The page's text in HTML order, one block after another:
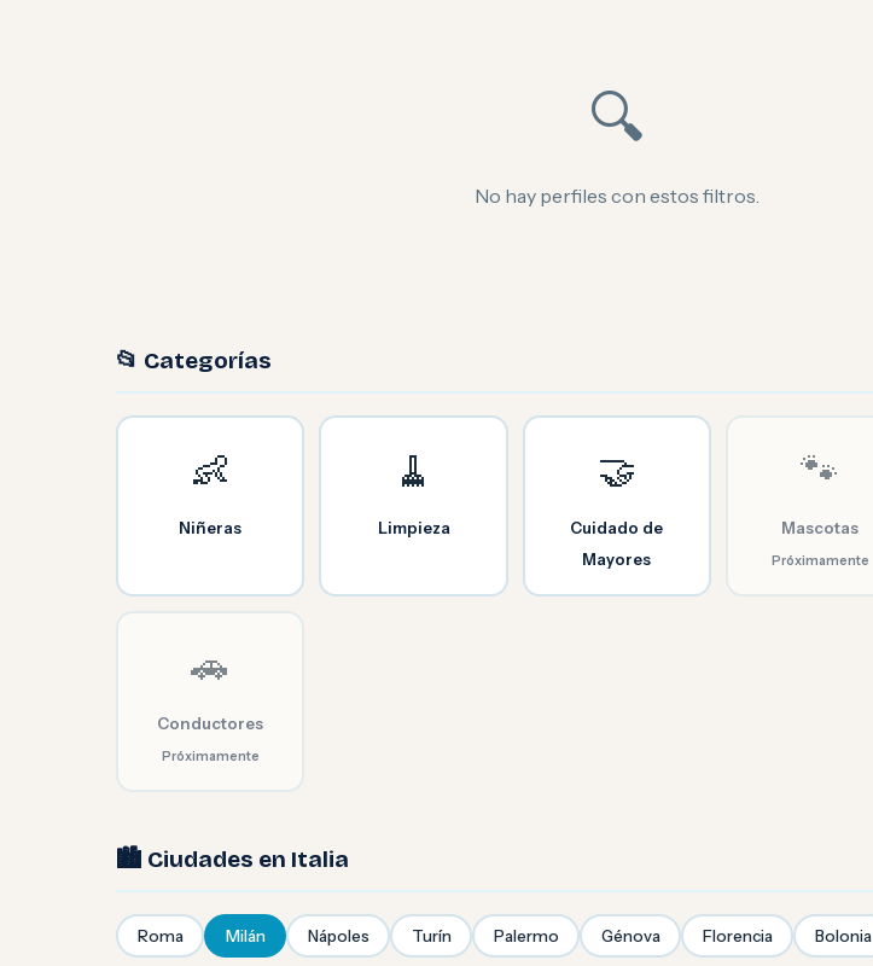
🔍
No hay perfiles con estos filtros.
📂 Categorías
👶
Niñeras
🧹
Limpieza
🤝
Cuidado de
Mayores
🐾
Mascotas
Próximamente
🚗
Conductores
Próximamente
🏙️ Ciudades en Italia
Roma Milán Nápoles Turín Palermo Génova Florencia Bolonia